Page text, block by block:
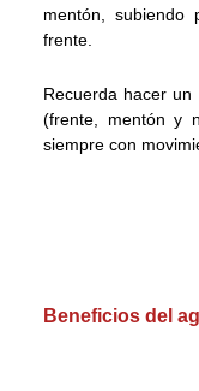
mentón, subiendo
frente.
Recuerda hacer
(frente, mentón y
siempre con
Beneficios del